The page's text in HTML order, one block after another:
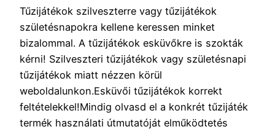
Tűzijátékok szilveszterre vagy tűzijátékok
születésnapokra kellene keressen minket
bizalommal. A tűzijátékok esküvőkre is szokták
kérni! Szilveszteri tűzijátékok vagy születésnapi
tűzijátékok miatt nézzen körül
weboldalunkon.Esküvői tűzijátékok korrekt
feltételekkel!Mindig olvasd el a konkrét tűzijáték
termék használati útmutatóját elműködtetés